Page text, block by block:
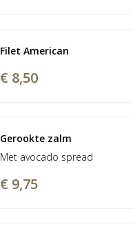
Filet American
€ 8,50
Gerookte zalm
Met avocado spread
€ 9,75